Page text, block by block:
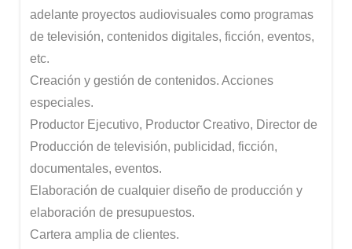
adelante proyectos audiovisuales como programas
de televisión, contenidos digitales, ficción, eventos,
etc.
Creación y gestión de contenidos. Acciones
especiales.
Productor Ejecutivo, Productor Creativo, Director de
Producción de televisión, publicidad, ficción,
documentales, eventos.
Elaboración de cualquier diseño de producción y
elaboración de presupuestos.
Cartera amplia de clientes.